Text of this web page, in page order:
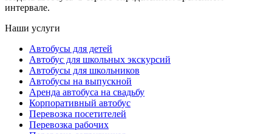
интервале.
Наши услуги
Автобусы для детей
Автобус для школьных экскурсий
Автобусы для школьников
Автобусы на выпускной
Аренда автобуса на свадьбу
Корпоративный автобус
Перевозка посетителей
Перевозка рабочих